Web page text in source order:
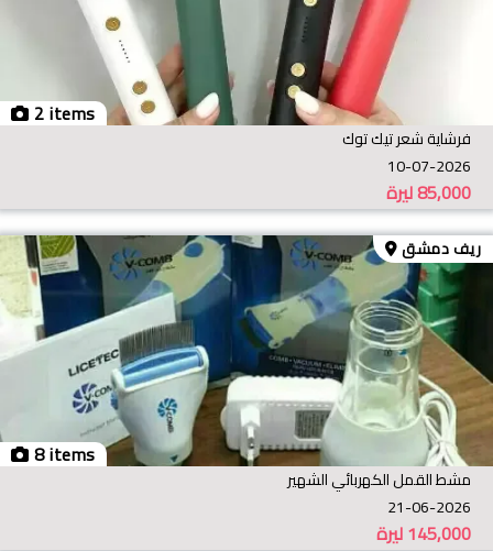
2 items
فرشاية شعر تيك توك
10-07-2026
ليرة85,000
8 items
ريف دمشق
مشط القمل الكهربائي الشهير
21-06-2026
ليرة145,000